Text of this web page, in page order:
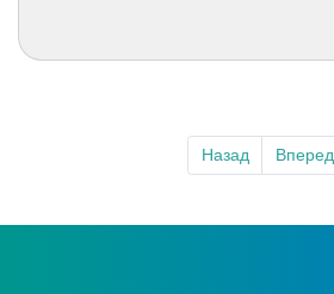
Назад Вперед